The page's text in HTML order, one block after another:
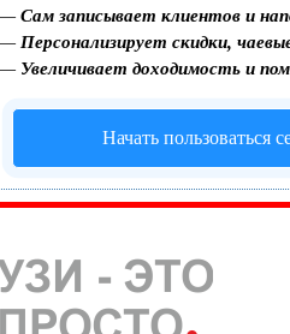
Сам записывает клиентов и
Персонализирует скидки,
Увеличивает доходимость и
Начать пользоваться